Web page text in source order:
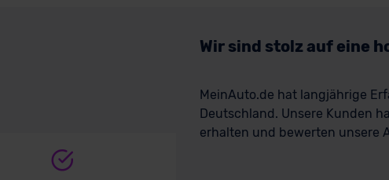
Wir sind stolz auf eine
MeinAuto.de hat langjährige
Deutschland. Unsere Kunden
erhalten und bewerten unsere